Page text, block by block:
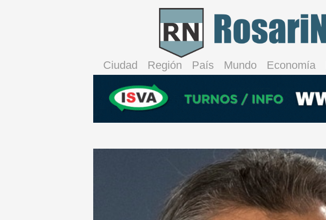
Ciudad Región País Mundo Economía